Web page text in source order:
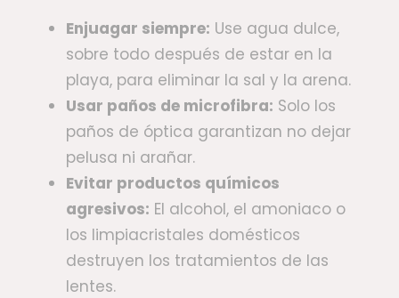
Enjuagar siempre: Use agua dulce,
sobre todo después de estar en la
playa, para eliminar la sal y la arena.
Usar paños de microfibra: Solo los
paños de óptica garantizan no dejar
pelusa ni arañar.
Evitar productos químicos
agresivos: El alcohol, el amoniaco o
los limpiacristales domésticos
destruyen los tratamientos de las
lentes.